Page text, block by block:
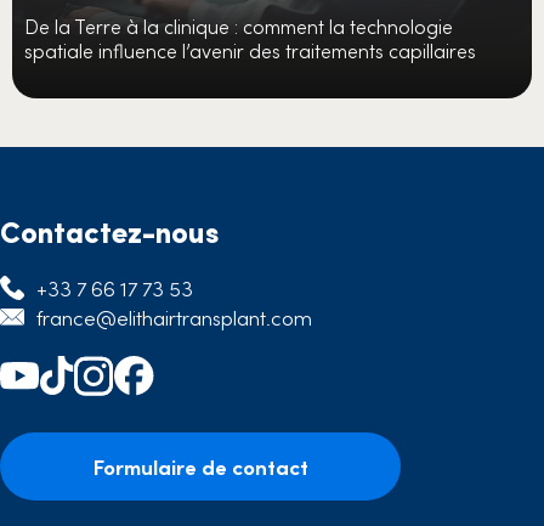
De la Terre à la clinique : comment la technologie
spatiale influence l’avenir des traitements capillaires
Contactez-nous
+33 7 66 17 73 53
france@elithairtransplant.com
Formulaire de contact